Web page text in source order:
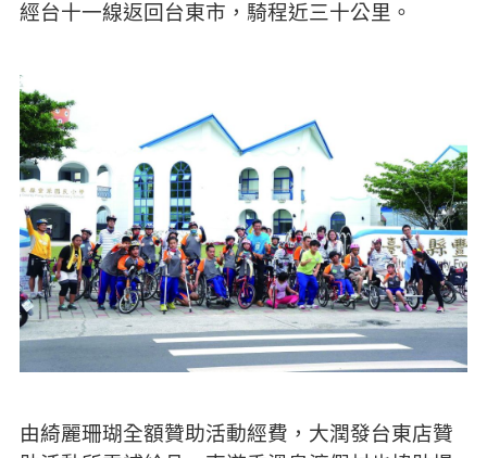
經台十一線返回台東市，騎程近三十公里。
由綺麗珊瑚全額贊助活動經費，大潤發台東店贊